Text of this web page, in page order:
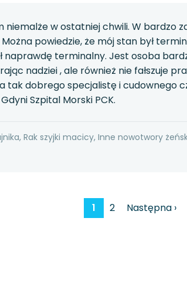
niemalże w ostatniej chwili. W
powiedzie, że mój stan był
naprawdę terminalny. Jest osoba
nadziei , ale również nie fałszuje
tak dobrego specjalistę i cudownego
Szpital Morski PCK.
Rak szyjki macicy, Inne nowotwory
1 2 Następna ›